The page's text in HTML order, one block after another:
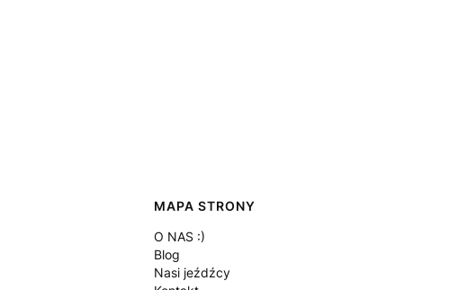
MAPA STRONY
O NAS :)
Blog
Nasi jeźdźcy